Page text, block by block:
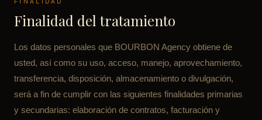
Finalidad del tratamiento
Los datos personales que BOURBON Agency obtiene de
usted, así como su uso, acceso, manejo, aprovechamiento,
transferencia, disposición, almacenamiento o divulgación,
será a fin de cumplir con las siguientes finalidades primarias
y secundarias: elaboración de contratos, facturación y